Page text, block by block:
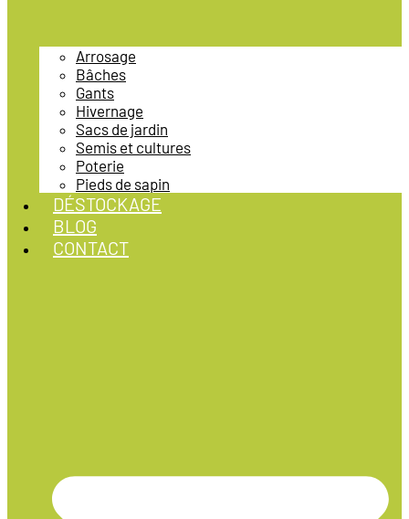
Arrosage
Bâches
Gants
Hivernage
Sacs de jardin
Semis et cultures
Poterie
Pieds de sapin
DÉSTOCKAGE
BLOG
CONTACT